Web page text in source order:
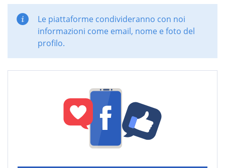
Le piattaforme condivideranno con noi
informazioni come email, nome e foto del
profilo.